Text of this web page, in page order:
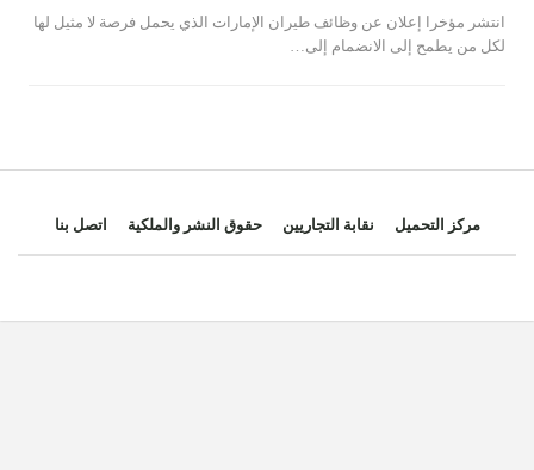
انتشر مؤخرا إعلان عن وظائف طيران الإمارات الذي يحمل فرصة لا مثيل لها
لكل من يطمح إلى الانضمام إلى…
مركز التحميل نقابة التجاريين حقوق النشر والملكية اتصل بنا